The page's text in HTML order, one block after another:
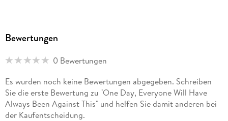
Bewertungen
0 Bewertungen
Es wurden noch keine Bewertungen abgegeben. Schreiben
Sie die erste Bewertung zu "One Day, Everyone Will Have
Always Been Against This" und helfen Sie damit anderen bei
der Kaufentscheidung.